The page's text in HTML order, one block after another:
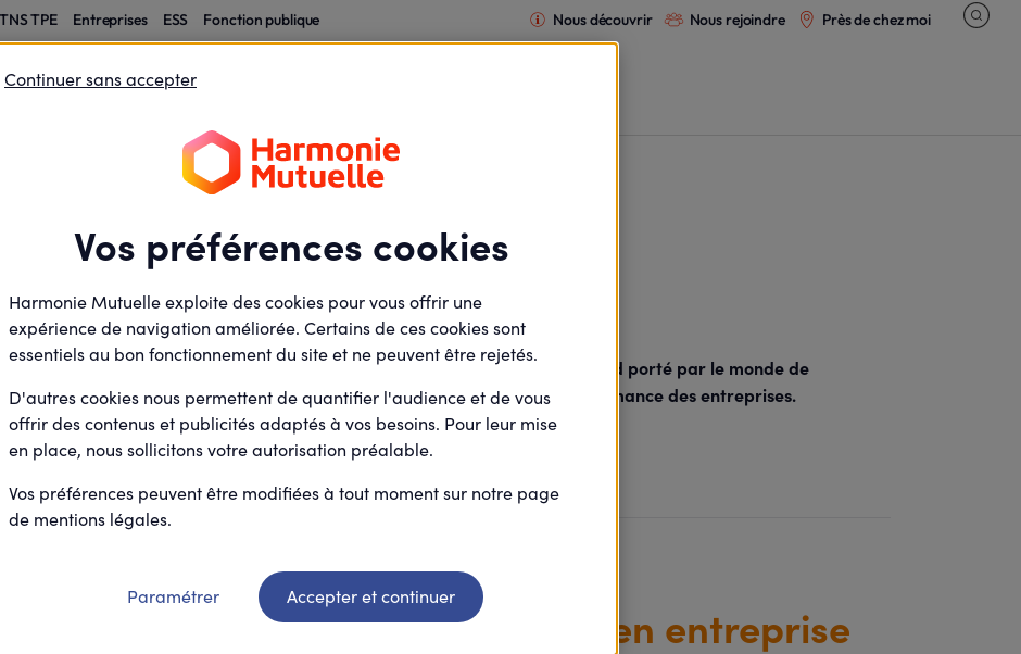
TPE Entreprises ESS Fonction publique Nous découvrir Nous rejoindre Près de chez moi
pour
santé
S'engager
auprès des
S’engager auprès des entreprises Observatoire santé
santé
– Harmonie Mutuelle a pour vocation de révéler l'évolution du regard porté par le monde de
évalue le niveau de corrélation entre comportements individuels et performance des entreprises.
Baromètre 2024 du sport en entreprise
Vos préférences cookies
Harmonie Mutuelle exploite des cookies pour vous offrir une
expérience de navigation améliorée. Certains de ces cookies sont
essentiels au bon fonctionnement du site et ne peuvent être rejetés.
D'autres cookies nous permettent de quantifier l'audience et de vous
offrir des contenus et publicités adaptés à vos besoins. Pour leur mise
en place, nous sollicitons votre autorisation préalable.
Vos préférences peuvent être modifiées à tout moment sur notre page
de mentions légales.
Continuer sans accepter
Paramétrer Accepter et continuer